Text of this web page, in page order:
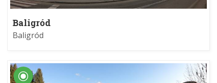
Baligród
Baligród